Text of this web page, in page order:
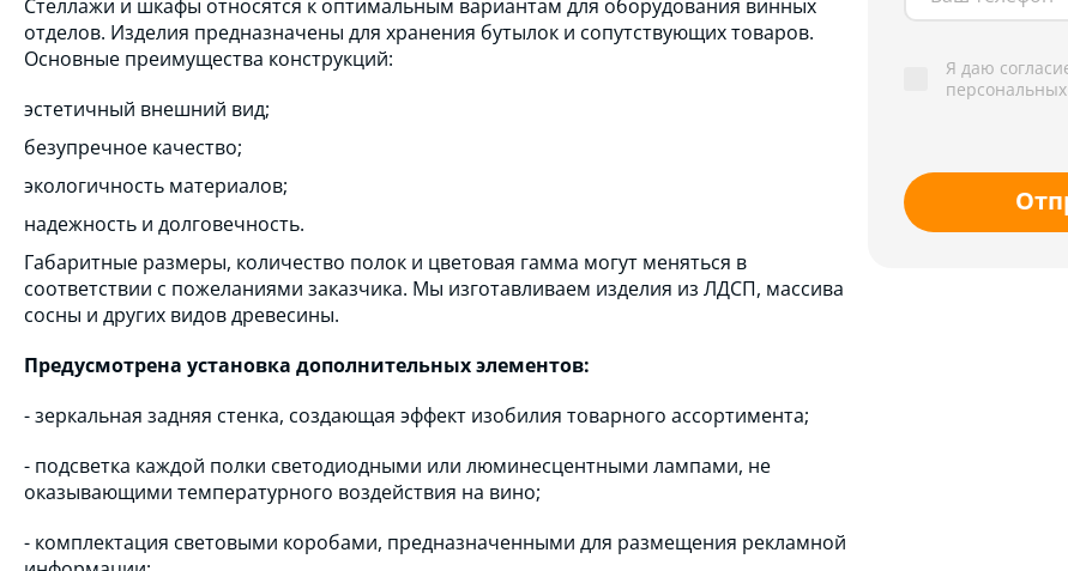
Стеллажи и шкафы относятся к оптимальным вариантам для оборудования винных
отделов. Изделия предназначены для хранения бутылок и сопутствующих товаров.
Основные преимущества конструкций:
эстетичный внешний вид;
безупречное качество;
экологичность материалов;
надежность и долговечность.
Габаритные размеры, количество полок и цветовая гамма могут меняться в
соответствии с пожеланиями заказчика. Мы изготавливаем изделия из ЛДСП, массива
сосны и других видов древесины.
Предусмотрена установка дополнительных элементов:
- зеркальная задняя стенка, создающая эффект изобилия товарного ассортимента;
- подсветка каждой полки светодиодными или люминесцентными лампами, не
оказывающими температурного воздействия на вино;
- комплектация световыми коробами, предназначенными для размещения рекламной
Я даю